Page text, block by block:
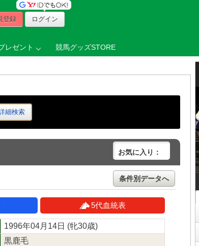
登録 ログイン
レゼント 競馬グッズSTORE
細検索
お気に入り：
条件別データへ
5代血統表
1996年04月14日 (牝30歳)
黒鹿毛